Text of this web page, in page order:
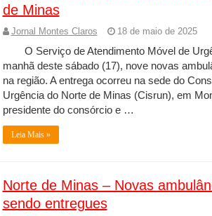
de Minas
Jornal Montes Claros 18 de maio de 2025
O Serviço de Atendimento Móvel de
manhã deste sábado (17), nove novas
na região. A entrega ocorreu na sede do
Urgência do Norte de Minas (Cisrun), em
presidente do consórcio e …
Leia Mais »
Norte de Minas – Novas
sendo entregues